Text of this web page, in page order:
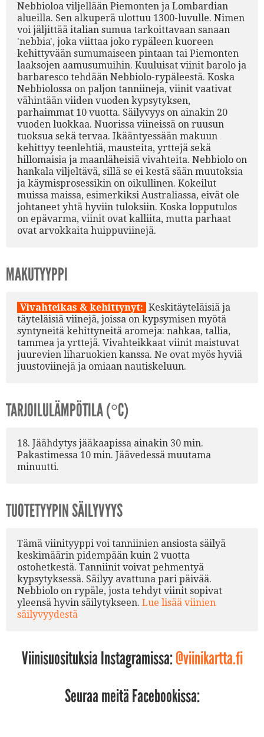
Nebbioloa viljellään Piemonten ja Lombardian
alueilla. Sen alkuperä ulottuu 1300-luvulle. Nimen
voi jäljittää italian sumua tarkoittavaan sanaan
'nebbia', joka viittaa joko rypäleen kuoreen
kehittyvään sumumaiseen pintaan tai Piemonten
laaksojen aamusumuihin. Kuuluisat viinit barolo ja
barbaresco tehdään Nebbiolo-rypäleestä. Koska
Nebbiolossa on paljon tanniineja, viinit vaativat
vähintään viiden vuoden kypsytyksen,
parhaimmat 10 vuotta. Säilyvyys on ainakin 20
vuoden luokkaa. Nuorissa viineissä on ruusun
tuoksua sekä tervaa. Ikääntyessään makuun
kehittyy teenlehtiä, mausteita, yrttejä sekä
hillomaisia ja maanläheisiä vivahteita. Nebbiolo on
hankala viljeltävä, sillä se ei kestä sään muutoksia
ja käymisprosessikin on oikullinen. Kokeilut
muissa maissa, esimerkiksi Australiassa, eivät ole
johtaneet yhtä hyviin tuloksiin. Koska lopputulos
on epävarma, viinit ovat kalliita, mutta parhaat
ovat arvokkaita huippuviinejä.
MAKUTYYPPI
Vivahteikas & kehittynyt: Keskitäyteläisiä ja
täyteläisiä viinejä, joissa on kypsymisen myötä
syntyneitä kehittyneitä aromeja: nahkaa, tallia,
tammea ja yrttejä. Vivahteikkaat viinit maistuvat
juurevien liharuokien kanssa. Ne ovat myös hyviä
juustoviinejä ja omiaan nautiskeluun.
TARJOILULÄMPÖTILA (°C)
18. Jäähdytys jääkaapissa ainakin 30 min.
Pakastimessa 10 min. Jäävedessä muutama
minuutti.
TUOTETYYPIN SÄILYVYYS
Tämä viinityyppi voi tanniinien ansiosta säilyä
keskimäärin pidempään kuin 2 vuotta
ostohetkestä. Tanniinit voivat pehmentyä
kypsytyksessä. Säilyy avattuna pari päivää.
Nebbiolo on rypäle, josta tehdyt viinit sopivat
yleensä hyvin säilytykseen. Lue lisää viinien
säilyvyydestä
Viinisuosituksia Instagramissa:@viinikartta.fi
Seuraa meitä Facebookissa: